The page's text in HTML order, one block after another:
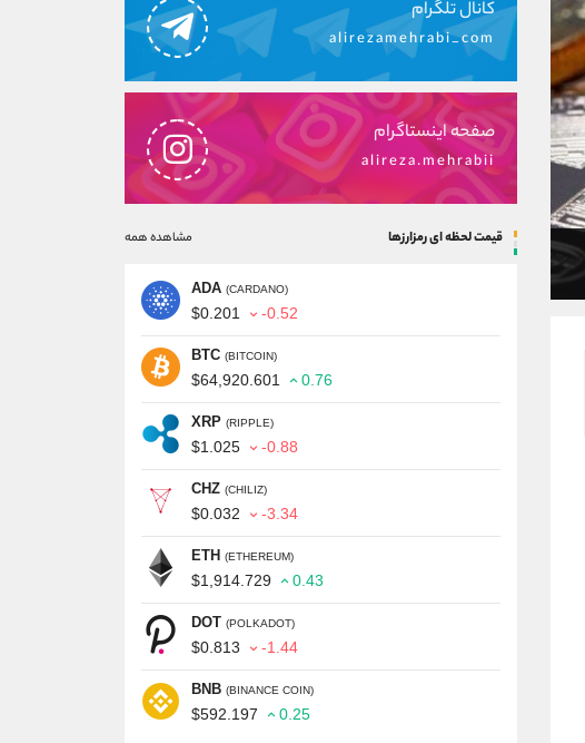
کانال تلگرام
alirezamehrabi_com
صفحه اینستاگرام
alireza.mehrabii
قیمت لحظه ای رمزارزها مشاهده همه
ADA (CARDANO)
$0.201 -0.52
BTC (BITCOIN)
$64,920.601 0.76
XRP (RIPPLE)
$1.025 -0.88
CHZ (CHILIZ)
$0.032 -3.34
ETH (ETHEREUM)
$1,914.729 0.43
DOT (POLKADOT)
$0.813 -1.44
BNB (BINANCE COIN)
$592.197 0.25